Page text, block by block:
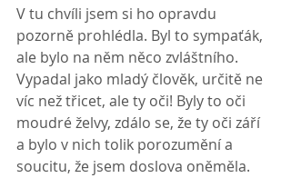
V tu chvíli jsem si ho opravdu
pozorně prohlédla. Byl to sympaťák,
ale bylo na něm něco zvláštního.
Vypadal jako mladý člověk, určitě ne
víc než třicet, ale ty oči! Byly to oči
moudré želvy, zdálo se, že ty oči září
a bylo v nich tolik porozumění a
soucitu, že jsem doslova oněměla.